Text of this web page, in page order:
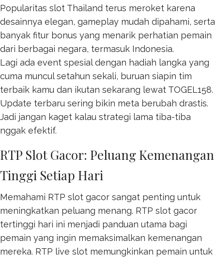
Popularitas slot Thailand terus meroket karena
desainnya elegan, gameplay mudah dipahami, serta
banyak fitur bonus yang menarik perhatian pemain
dari berbagai negara, termasuk Indonesia.
Lagi ada event spesial dengan hadiah langka yang
cuma muncul setahun sekali, buruan siapin tim
terbaik kamu dan ikutan sekarang lewat TOGEL158.
Update terbaru sering bikin meta berubah drastis.
Jadi jangan kaget kalau strategi lama tiba-tiba
nggak efektif.
RTP Slot Gacor: Peluang Kemenangan
Tinggi Setiap Hari
Memahami RTP slot gacor sangat penting untuk
meningkatkan peluang menang. RTP slot gacor
tertinggi hari ini menjadi panduan utama bagi
pemain yang ingin memaksimalkan kemenangan
mereka. RTP live slot memungkinkan pemain untuk